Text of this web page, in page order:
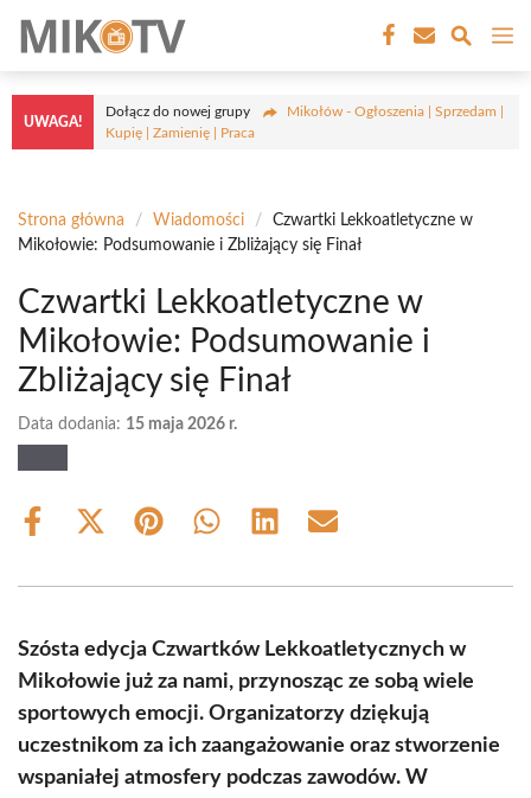
treści
UWAGA!
Dołącz do nowej grupy
Mikołów - Ogłoszenia | Sprzedam |
Kupię | Zamienię | Praca
Strona główna / Wiadomości /
Czwartki Lekkoatletyczne w
Mikołowie: Podsumowanie i Zbliżający się Finał
Czwartki Lekkoatletyczne w
Mikołowie: Podsumowanie i
Zbliżający się Finał
Data dodania: 15 maja 2026 r.
Share
Share
(Twitter)
Share Share Share Share
Szósta edycja Czwartków Lekkoatletycznych w
Mikołowie już za nami, przynosząc ze sobą wiele
sportowych emocji. Organizatorzy dziękują
uczestnikom za ich zaangażowanie oraz stworzenie
wspaniałej atmosfery podczas zawodów. W